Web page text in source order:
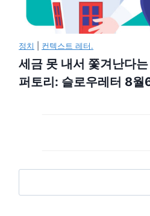
정치 컨텍스트 레터.
세금 못 내서 쫓겨난다는
퍼토리: 슬로우레터 8월